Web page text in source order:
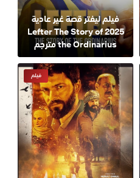
فيلم ليفتر قصة غير عادية
2025 Lefter The Story of
the Ordinarius مترجم
فيلم